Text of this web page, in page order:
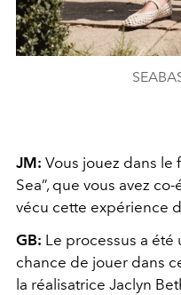
JM: Vous jouez dans le
Sea”, que vous avez
vécu cette expérience
GB: Le processus a été
chance de jouer dans
la réalisatrice Jaclyn